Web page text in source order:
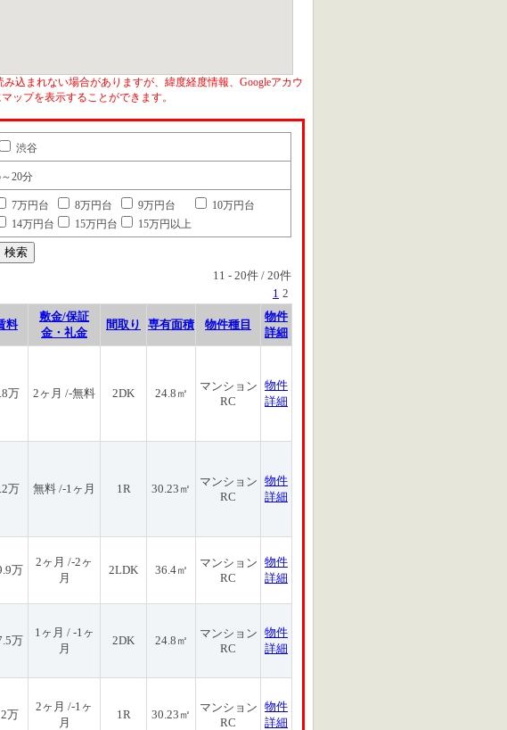
込まれない場合がありますが、緯度経度情報、Googleアカウ
ップを表示することができます。
渋谷
～20分
7万円台 8万円台 9万円台
10万円台
14万円台 15万円台 15万円以上
11 - 20件 / 20件
1 2
料
敷金/保証
金・礼金
間取り 専有面積 物件種目
物件
詳細
万 2ヶ月 /-無料 2DK 24.8㎡
マンション
RC
物件
詳細
万 無料 /-1ヶ月 1R 30.23㎡
マンション
RC
物件
詳細
万
2ヶ月 /-2ヶ
月
2LDK 36.4㎡
マンション
RC
物件
詳細
万
1ヶ月 / -1ヶ
月
2DK 24.8㎡
マンション
RC
物件
詳細
万
2ヶ月 /-1ヶ
月
1R 30.23㎡
マンション
RC
物件
詳細